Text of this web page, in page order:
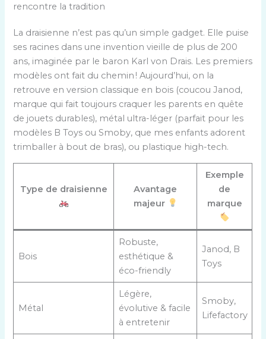
rencontre la tradition
La draisienne n’est pas qu’un simple gadget. Elle puise
ses racines dans une invention vieille de plus de 200
ans, imaginée par le baron Karl von Drais. Les premiers
modèles ont fait du chemin ! Aujourd’hui, on la
retrouve en version classique en bois (coucou Janod,
marque qui fait toujours craquer les parents en quête
de jouets durables), métal ultra-léger (parfait pour les
modèles B Toys ou Smoby, que mes enfants adorent
trimballer à bout de bras), ou plastique high-tech.
Type de draisienne
Avantage
majeur
Exemple
de
marque
Bois
Robuste,
esthétique &
éco-friendly
Janod, B
Toys
Métal
Légère,
évolutive & facile
à entretenir
Smoby,
Lifefactory